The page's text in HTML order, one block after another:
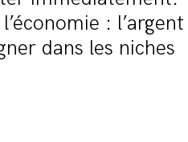
: l’argent
dans les niches